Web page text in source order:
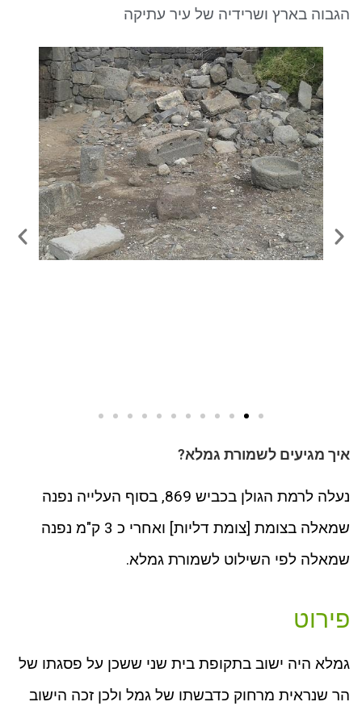
לאפס את כל האפשרויות
cached
הגבוה בארץ ושרידיה של עיר עתיקה
איך מגיעים לשמורת גמלא?
נעלה לרמת הגולן בכביש 869, בסוף העלייה נפנה
שמאלה בצומת [צומת דליות] ואחרי כ 3 ק"מ נפנה
שמאלה לפי השילוט לשמורת גמלא.
פירוט
גמלא היה ישוב בתקופת בית שני ששכן על פסגתו של
הר שנראית מרחוק כדבשתו של גמל ולכן זכה הישוב